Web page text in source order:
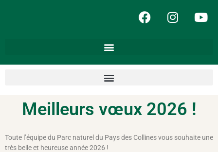
Meilleurs vœux 2026 !
Toute l’équipe du Parc naturel du Pays des Collines vous souhaite une
très belle et heureuse année 2026 !